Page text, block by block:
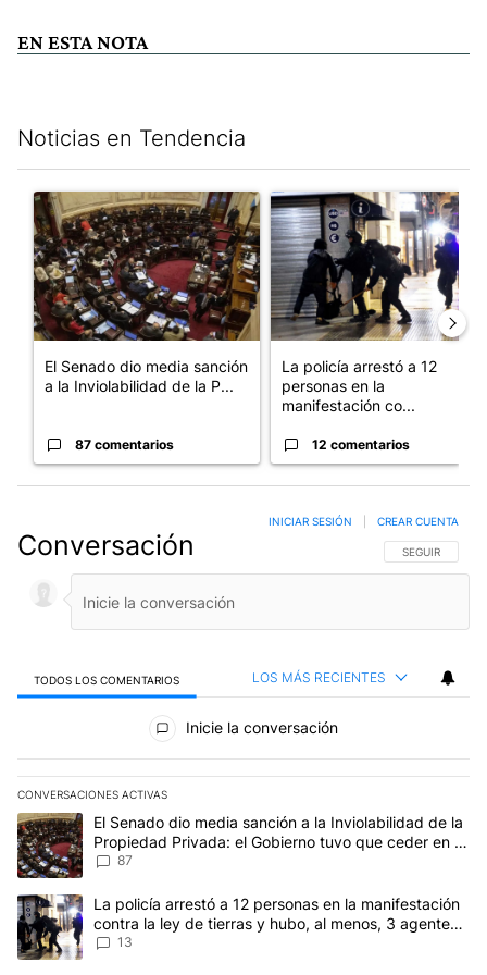
EN ESTA NOTA
Noticias en Tendencia
Un artículo de tendencia con el título "El Senado dio media
El Senado dio media sanción
a la Inviolabilidad de la P...
87 comentarios
Un artículo de tendencia con
La policía arrestó a 12
personas en la
manifestación co...
12 comentarios
Conversación SIGA ESTA
SEGUIR
INICIAR SESIÓN CREAR CUENTA
TODOS LOS COMENTARIOS LOS MÁS RECIENTES
Todos los comentarios
Inicie la conversación
CONVERSACIONES ACTIVAS
Este listado muestra los artículos con más comentarios en los
Un artículo de tendencia con el título "El Senado dio media
El Senado dio media sanción a la Inviolabilidad de la
Propiedad Privada: el Gobierno tuvo que ceder en la
Ley del Manejo del Fuego
87
Un artículo de tendencia con el título "La policía arrestó a 12
La policía arrestó a 12 personas en la manifestación
contra la ley de tierras y hubo, al menos, 3 agentes
heridos
13